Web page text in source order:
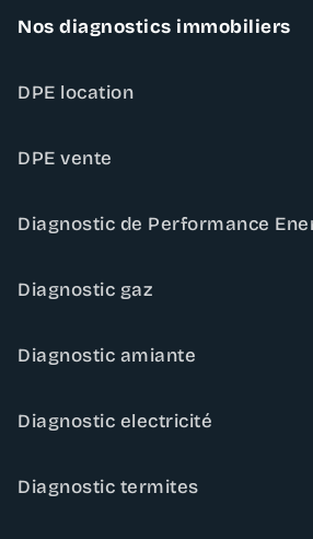
Nos diagnostics immobiliers
DPE location
DPE vente
Diagnostic de Performance
Diagnostic gaz
Diagnostic amiante
Diagnostic electricité
Diagnostic termites